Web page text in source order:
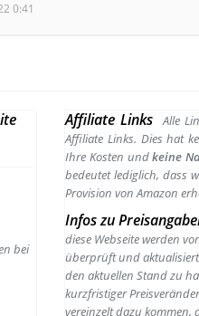
0:41
bei
Affiliate Links
Alle
Affiliate Links. Dies hat
Ihre Kosten undkeine
bedeutet lediglich, dass
Provision von Amazon
Infos zu
diese Webseite werden
überprüft und
den aktuellen Stand zu
kurzfristiger
vereinzelt dazu kommen,